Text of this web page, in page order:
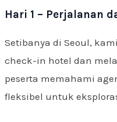
Hari 1 – Perjalanan
Setibanya di Seoul,
check-in hotel dan
peserta memahami
fleksibel untuk